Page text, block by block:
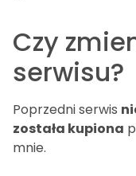
Czy
serwisu?
Poprzedni serwis
została kupiona
mnie.